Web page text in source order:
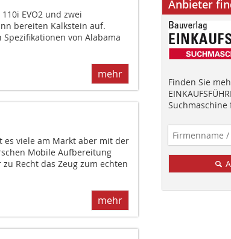
EVO2 und zwei
bereiten Kalkstein auf.
von Alabama
mehr
es viele am Markt aber mit der
Mobile Aufbereitung
Recht das Zeug zum echten
mehr
Anbieter
Finden Sie